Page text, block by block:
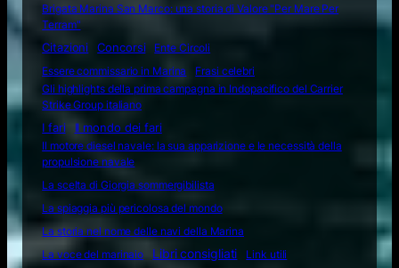
Brigata Marina San Marco: una storia di Valore "Per Mare Per
Terram"
Citazioni
Concorsi
Ente Circoli
Essere commissario in Marina
Frasi celebri
Gli highlights della prima campagna in Indopacifico del Carrier
Strike Group italiano
I fari
Il mondo dei fari
Il motore diesel navale: la sua apparizione e le necessità della
propulsione navale
La scelta di Giorgia sommergibilista
La spiaggia più pericolosa del mondo
La storia nel nome delle navi della Marina
La voce del marinaio
Libri consigliati Link utili